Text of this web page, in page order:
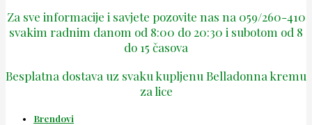
Za sve informacije i savjete pozovite nas na 059/260-410
svakim radnim danom od 8:00 do 20:30 i subotom od 8
do 15 časova
Besplatna dostava uz svaku kupljenu Belladonna kremu
za lice
Brendovi